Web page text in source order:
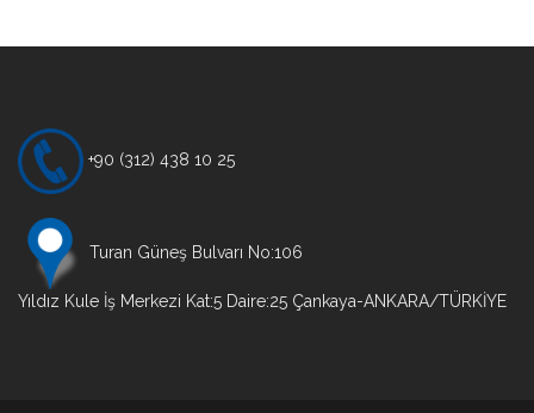
+90 (312) 438 10 25
Turan Güneş Bulvarı No:106
Yıldız Kule İş Merkezi Kat:5 Daire:25 Çankaya-ANKARA/TÜRKİYE